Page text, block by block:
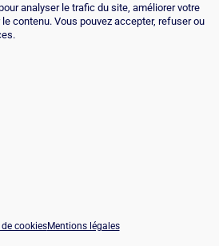
analyser le trafic du site, améliorer votre
contenu. Vous pouvez accepter, refuser ou
cookiesMentions légales
le Footer de votre site
et Avada ?
c’est alex aujourd’hui je vais
faire pour changer votre footer
en bas de votre site web donc
avec un expert SEO / GEO